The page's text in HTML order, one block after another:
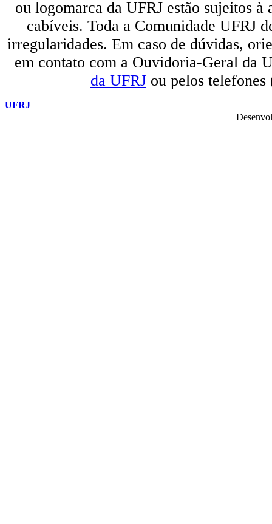
ou logomarca da UFRJ estão sujeitos
cabíveis. Toda a Comunidade UFRJ
irregularidades. Em caso de dúvidas,
em contato com a Ouvidoria-Geral da
da UFRJou pelos telefones
UFRJ